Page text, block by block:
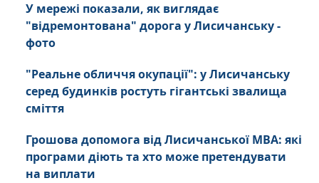
У мережі показали, як виглядає
"відремонтована" дорога у Лисичанську -
фото
"Реальне обличчя окупації": у Лисичанську
серед будинків ростуть гігантські звалища
сміття
Грошова допомога від Лисичанської МВА: які
програми діють та хто може претендувати
на виплати